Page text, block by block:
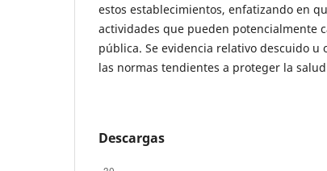
estos establecimientos, enfatizando en
actividades que pueden potencialmente
pública. Se evidencia relativo descuido
las normas tendientes a proteger la
Descargas